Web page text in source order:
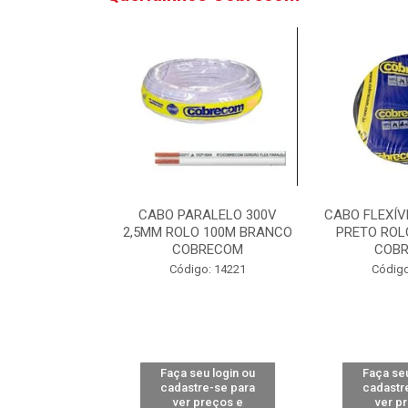
CABO PARALELO 300V
2,5MM ROLO 100M BRANCO
COBRECOM
Código: 14221
Faça seu login ou
cadastre-se para
ver preços e
CABO
PRETO
Faça
ver